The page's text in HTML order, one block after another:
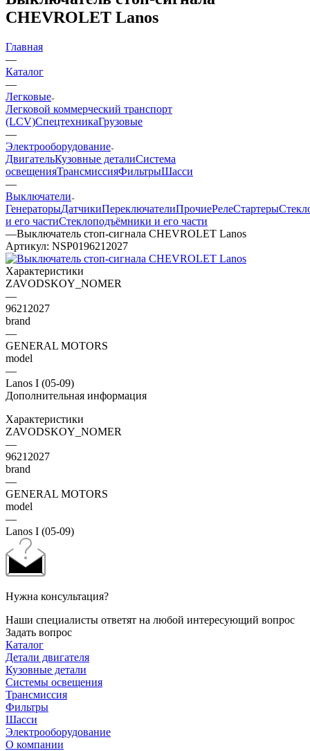
CHEVROLET Lanos
Главная
—
Каталог
—
Легковые
Легковой коммерческий транспорт
(LCV)СпецтехникаГрузовые
—
Электрооборудование
ДвигательКузовные деталиСистема
освещенияТрансмиссияФильтрыШасси
—
Выключатели
ГенераторыДатчикиПереключателиПрочиеРелеСтартеры
и его частиСтеклоподъёмники и его части
—Выключатель стоп-сигнала CHEVROLET Lanos
Артикул: NSP0196212027
Характеристики
ZAVODSKOY_NOMER
—
96212027
brand
—
GENERAL MOTORS
model
—
Lanos I (05-09)
Дополнительная информация
Характеристики
ZAVODSKOY_NOMER
—
96212027
brand
—
GENERAL MOTORS
model
—
Lanos I (05-09)
Нужна консультация?
Наши специалисты ответят на любой интересующий вопрос
Задать вопрос
Каталог
Детали двигателя
Кузовные детали
Системы освещения
Трансмиссия
Фильтры
Шасси
Электрооборудование
О компании